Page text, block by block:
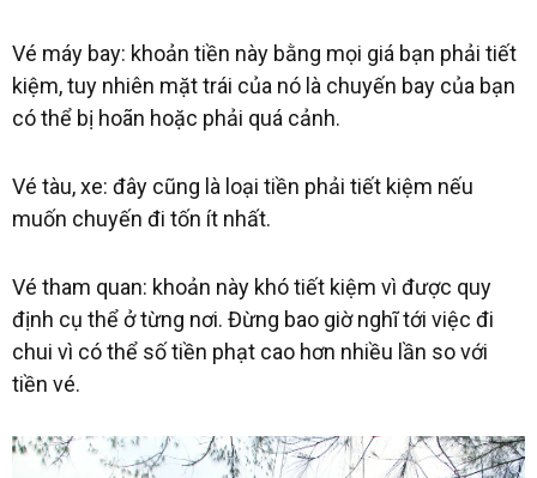
Vé máy bay: khoản tiền này bằng mọi giá bạn phải tiết
kiệm, tuy nhiên mặt trái của nó là chuyến bay của bạn
có thể bị hoãn hoặc phải quá cảnh.
Vé tàu, xe: đây cũng là loại tiền phải tiết kiệm nếu
muốn chuyến đi tốn ít nhất.
Vé tham quan: khoản này khó tiết kiệm vì được quy
định cụ thể ở từng nơi. Đừng bao giờ nghĩ tới việc đi
chui vì có thể số tiền phạt cao hơn nhiều lần so với
tiền vé.